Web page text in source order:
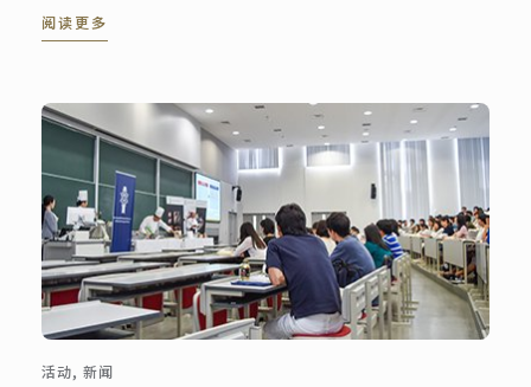
部长对蓝带的授课质量、学生就业率和就业地点表示
阅读更多
活动, 新闻